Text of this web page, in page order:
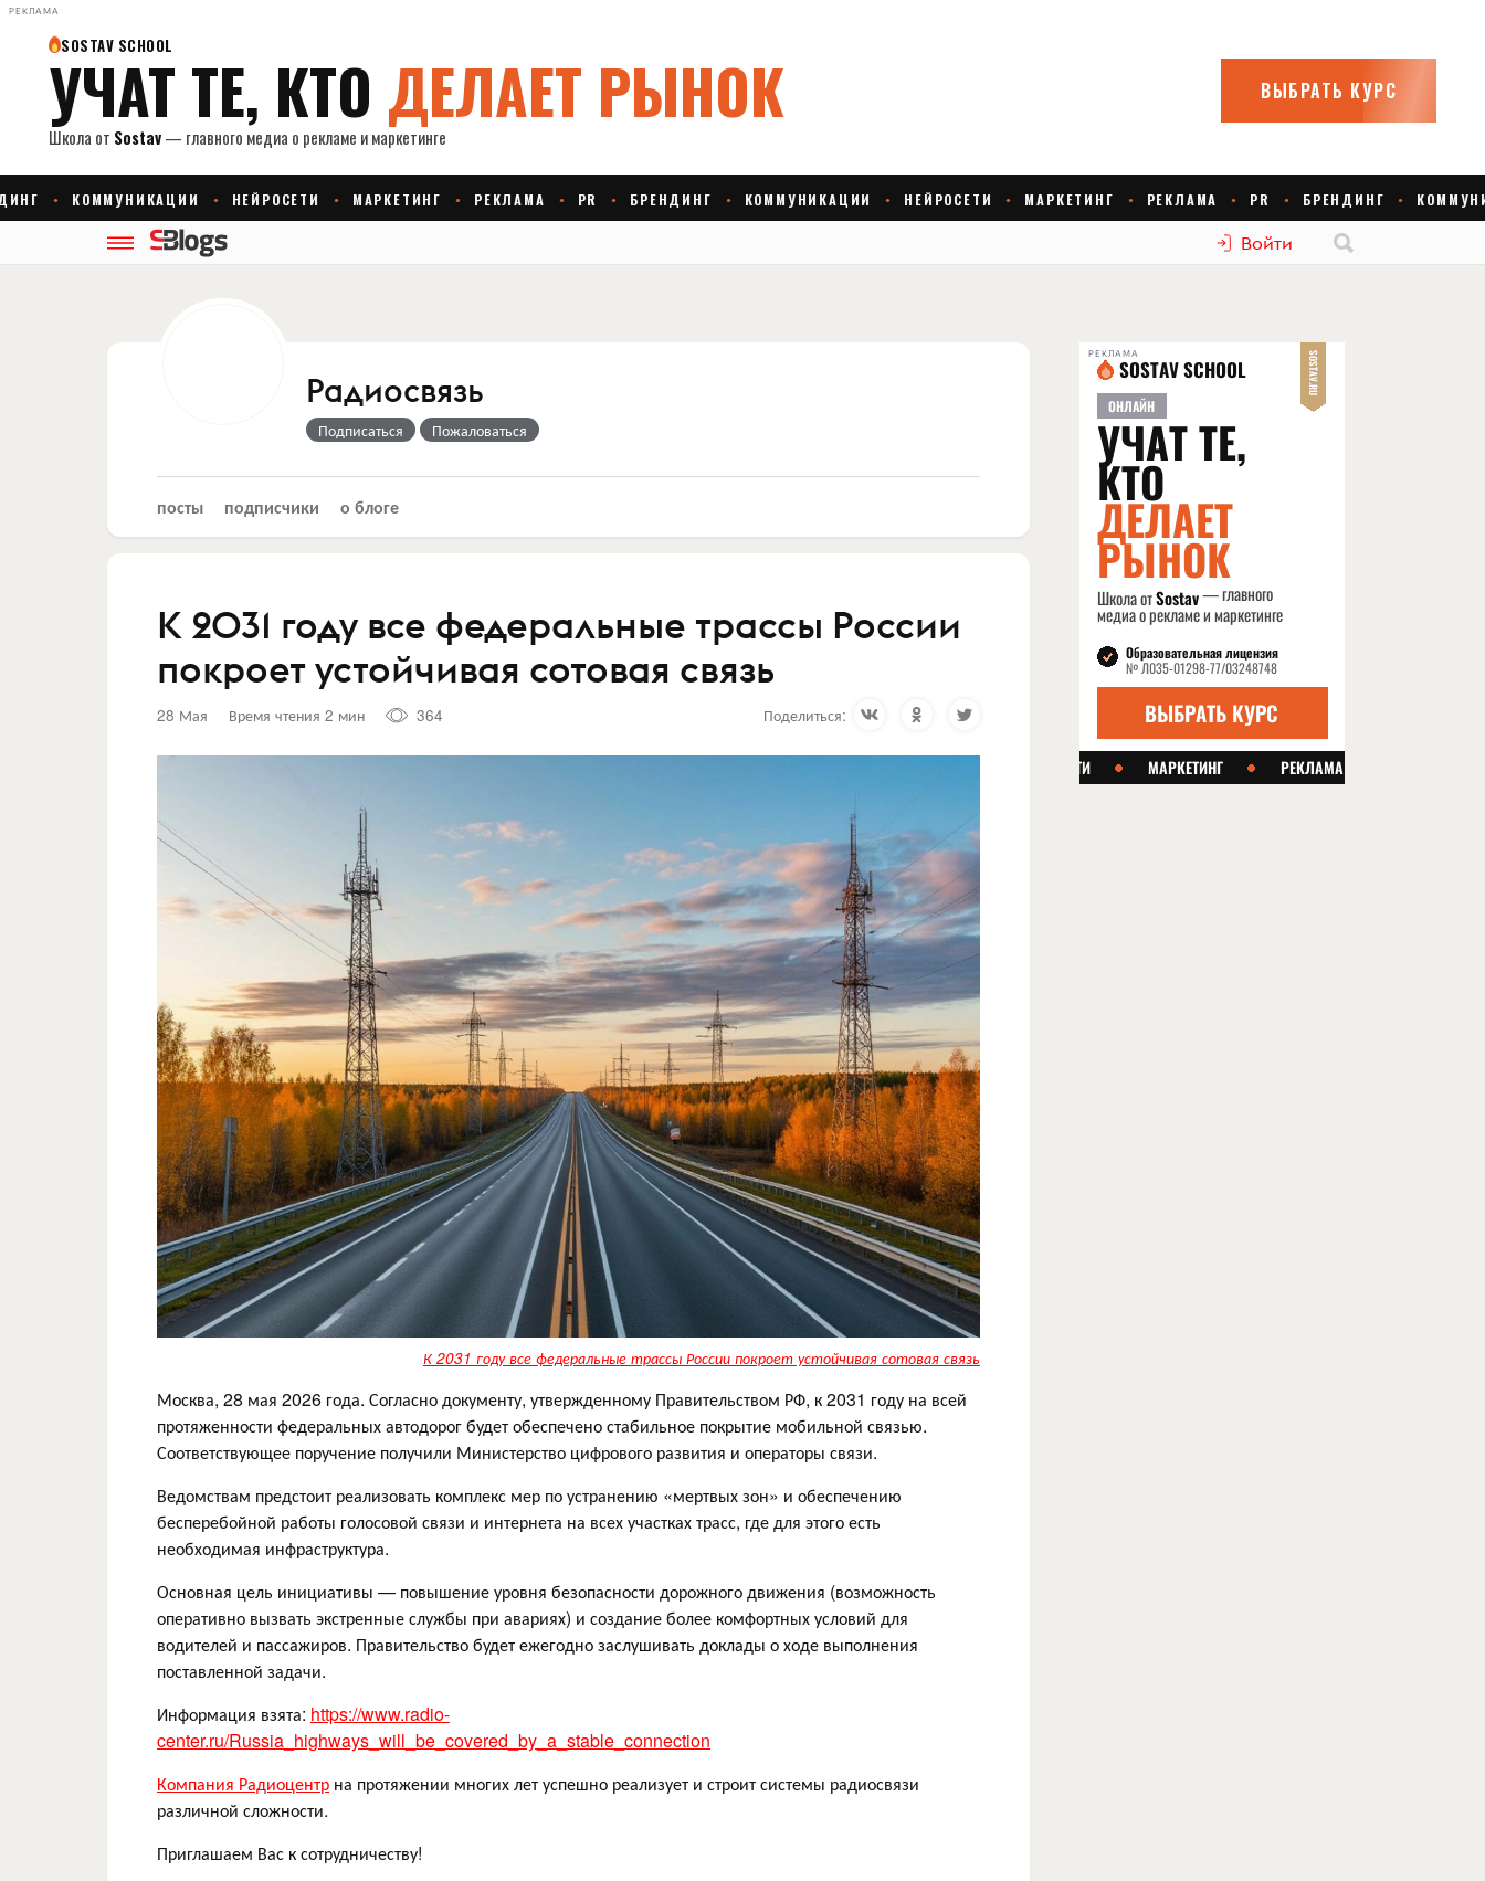
РЕКЛАМА
Войти
Радиосвязь
Подписаться Пожаловаться
посты подписчики о блоге
К 2031 году все федеральные трассы России
покроет устойчивая сотовая связь
28 Мая Время чтения 2 мин 364 Поделиться:
К 2031 году все федеральные трассы России покроет устойчивая сотовая связь
Москва, 28 мая 2026 года. Согласно документу, утвержденному Правительством РФ, к 2031 году на всей
протяженности федеральных автодорог будет обеспечено стабильное покрытие мобильной связью.
Соответствующее поручение получили Министерство цифрового развития и операторы связи.
Ведомствам предстоит реализовать комплекс мер по устранению «мертвых зон» и обеспечению
бесперебойной работы голосовой связи и интернета на всех участках трасс, где для этого есть
необходимая инфраструктура.
Основная цель инициативы — повышение уровня безопасности дорожного движения (возможность
оперативно вызвать экстренные службы при авариях) и создание более комфортных условий для
водителей и пассажиров. Правительство будет ежегодно заслушивать доклады о ходе выполнения
поставленной задачи.
Информация взята: https://www.radio-
center.ru/Russia_highways_will_be_covered_by_a_stable_connection
Компания Радиоцентр на протяжении многих лет успешно реализует и строит системы радиосвязи
различной сложности.
Приглашаем Вас к сотрудничеству!
РЕКЛАМА